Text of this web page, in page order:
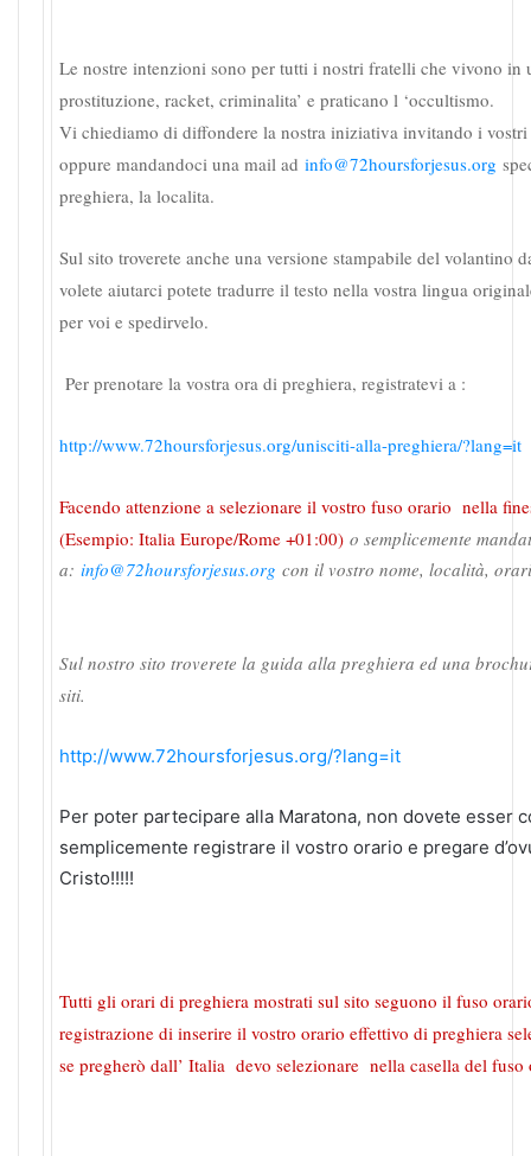
Le nostre intenzioni sono per tutti i nostri fratelli che vivono in
prostituzione, racket, criminalita’ e praticano l ‘occultismo.
Vi chiediamo di diffondere la nostra iniziativa invitando i
oppure mandandoci una mail ad info@72hoursforjesus.org
preghiera, la localita.
Sul sito troverete anche una versione stampabile del volantino
volete aiutarci potete tradurre il testo nella vostra lingua
per voi e spedirvelo.
Per prenotare la vostra ora di preghiera, registratevi a :
http://www.72hoursforjesus.org/unisciti-alla-preghiera/?lang=it
Facendo attenzione a selezionare il vostro fuso orario nella
(Esempio: Italia Europe/Rome +01:00) o semplicemente
a: info@72hoursforjesus.org con il vostro nome, località,
Sul nostro sito troverete la guida alla preghiera ed una
siti.
http://www.72hoursforjesus.org/?lang=it
Per poter partecipare alla Maratona, non dovete esser
semplicemente registrare il vostro orario e pregare
Cristo!!!!!
Tutti gli orari di preghiera mostrati sul sito seguono il fuso
registrazione di inserire il vostro orario effettivo di preghiera
se pregherò dall’ Italia devo selezionare nella casella del